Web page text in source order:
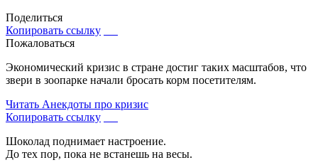
Поделиться
Копировать ссылку
Пожаловаться
Экономический кризис в стране достиг таких масштабов, что
звери в зоопарке начали бросать корм посетителям.
Читать Анекдоты про кризис
Копировать ссылку
Шоколад поднимает настроение.
До тех пор, пока не встанешь на весы.